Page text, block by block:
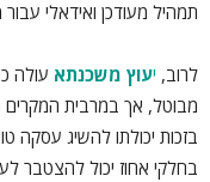
תמהיל מעודכן ואידאלי
לרוב, יעוץ משכנתא עולה
מבוטל, אך במרבית
בזכות יכולתו להשיג עסקה
בחלקי אחוז יכול להצטבר